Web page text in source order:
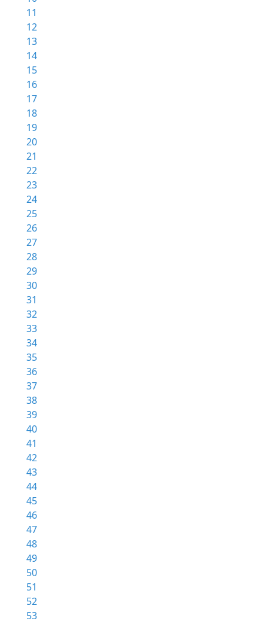
11
12
13
14
15
16
17
18
19
20
21
22
23
24
25
26
27
28
29
30
31
32
33
34
35
36
37
38
39
40
41
42
43
44
45
46
47
48
49
50
51
52
53